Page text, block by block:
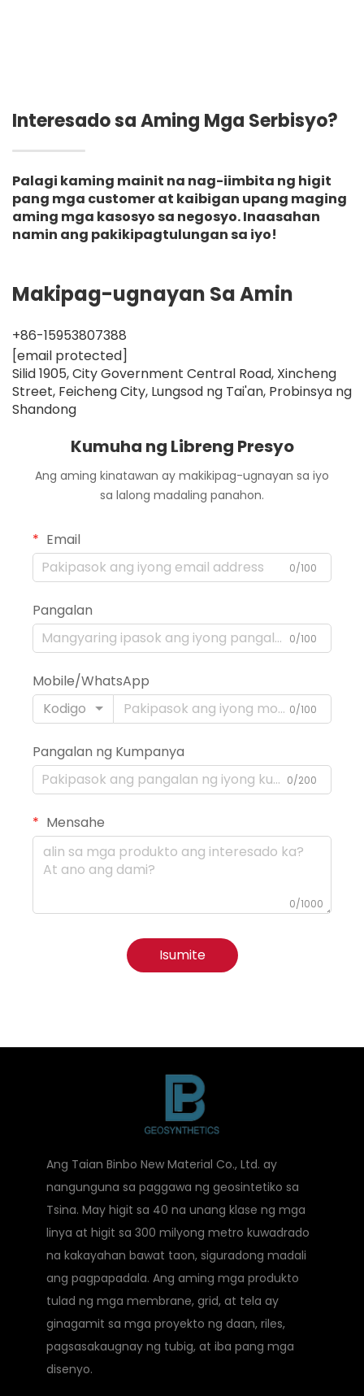
Interesado sa Aming Mga Serbisyo?
Palagi kaming mainit na nag-iimbita ng higit
pang mga customer at kaibigan upang maging
aming mga kasosyo sa negosyo. Inaasahan
namin ang pakikipagtulungan sa iyo!
Makipag-ugnayan Sa Amin
+86-15953807388
[email protected]
Silid 1905, City Government Central Road, Xincheng
Street, Feicheng City, Lungsod ng Tai'an, Probinsya ng
Shandong
Kumuha ng Libreng Presyo
Ang aming kinatawan ay makikipag-ugnayan sa iyo
sa lalong madaling panahon.
Email
0/100
Pangalan
0/100
Mobile/WhatsApp
Kodigo
0/100
Pangalan ng Kumpanya
0/200
Mensahe
0/1000
Isumite
Ang Taian Binbo New Material Co., Ltd. ay
nangunguna sa paggawa ng geosintetiko sa
Tsina. May higit sa 40 na unang klase ng mga
linya at higit sa 300 milyong metro kuwadrado
na kakayahan bawat taon, siguradong madali
ang pagpapadala. Ang aming mga produkto
tulad ng mga membrane, grid, at tela ay
ginagamit sa mga proyekto ng daan, riles,
pagsasakaugnay ng tubig, at iba pang mga
disenyo.